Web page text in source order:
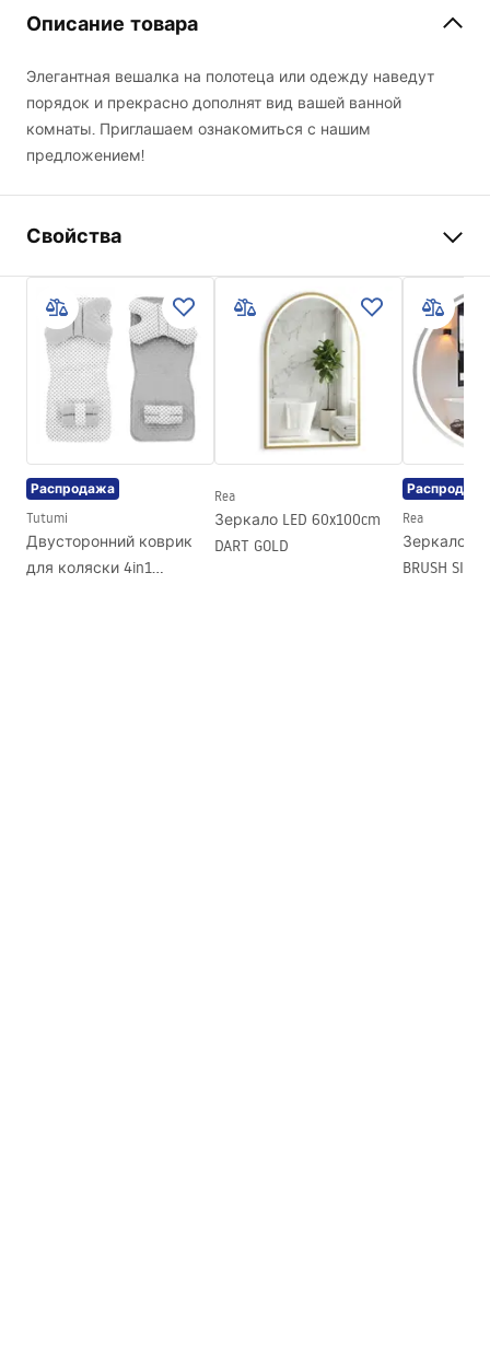
Описание товара
Элегантная вешалка на полотеца или одежду наведут
порядок и прекрасно дополнят вид вашей ванной
комнаты. Приглашаем ознакомиться с нашим
предложением!
Свойства
черный
Материал
Металл
Способ монтажа
Прикручиваемый
Ширина
630мм
Высота
42мм
Глубина
60мм
Серия
Гарантия
24 месяца
Распродажа
Tutumi
Двусторонний коврик
для коляски 4in1
Rea
Зеркало LED 60x100cm
DART GOLD
Распродажа
Rea
Зеркало
BRUSH